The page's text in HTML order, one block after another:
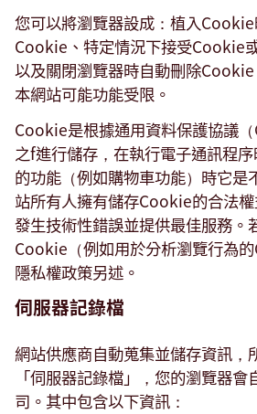
您可以將瀏覽器設成：植入
Cookie、特定情況下接受Cookie
以及關閉瀏覽器時自動刪除
本網站可能功能受限。
Cookie是根據通用資料保護協議
之f進行儲存，在執行電子通訊程
的功能（例如購物車功能）時它是
站所有人擁有儲存Cookie的合法
發生技術性錯誤並提供最佳服務。
Cookie（例如用於分析瀏覽行為
隱私權政策另述。
伺服器記錄檔
網站供應商自動蒐集並儲存資訊，
「伺服器記錄檔」，您的瀏覽器
司。其中包含以下資訊：